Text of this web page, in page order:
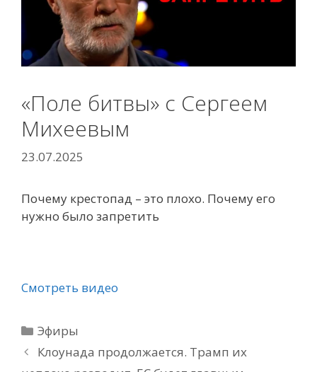
«Поле битвы» с Сергеем
Михеевым
23.07.2025
Почему крестопад – это плохо. Почему его
нужно было запретить
Смотреть видео
Рубрики
Эфиры
Клоунада продолжается. Трамп их